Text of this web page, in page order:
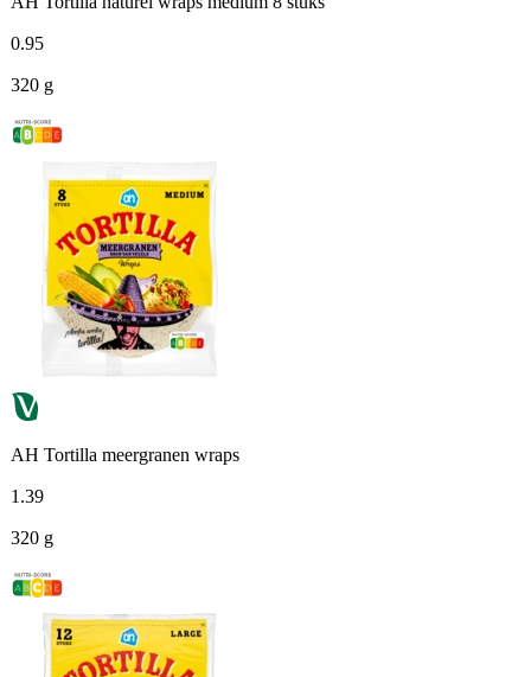
0.95
320 g
AH Tortilla meergranen wraps
1 .39
320 g